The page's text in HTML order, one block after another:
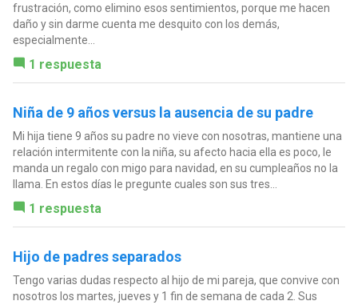
frustración, como elimino esos sentimientos, porque me hacen
daño y sin darme cuenta me desquito con los demás,
especialmente...
1 respuesta
Niña de 9 años versus la ausencia de su padre
Mi hija tiene 9 años su padre no vieve con nosotras, mantiene una
relación intermitente con la niña, su afecto hacia ella es poco, le
manda un regalo con migo para navidad, en su cumpleaños no la
llama. En estos días le pregunte cuales son sus tres...
1 respuesta
Hijo de padres separados
Tengo varias dudas respecto al hijo de mi pareja, que convive con
nosotros los martes, jueves y 1 fin de semana de cada 2. Sus